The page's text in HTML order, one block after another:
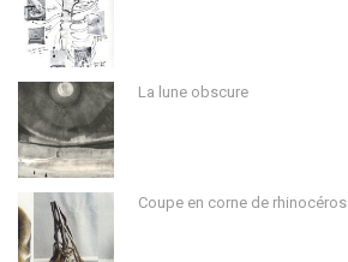
La lune obscure
Coupe en corne de rhinocéros